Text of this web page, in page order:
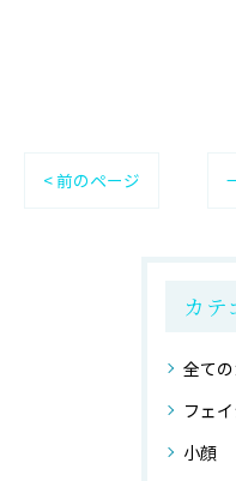
< 前のページ
カテ
全て
フェ
小顔